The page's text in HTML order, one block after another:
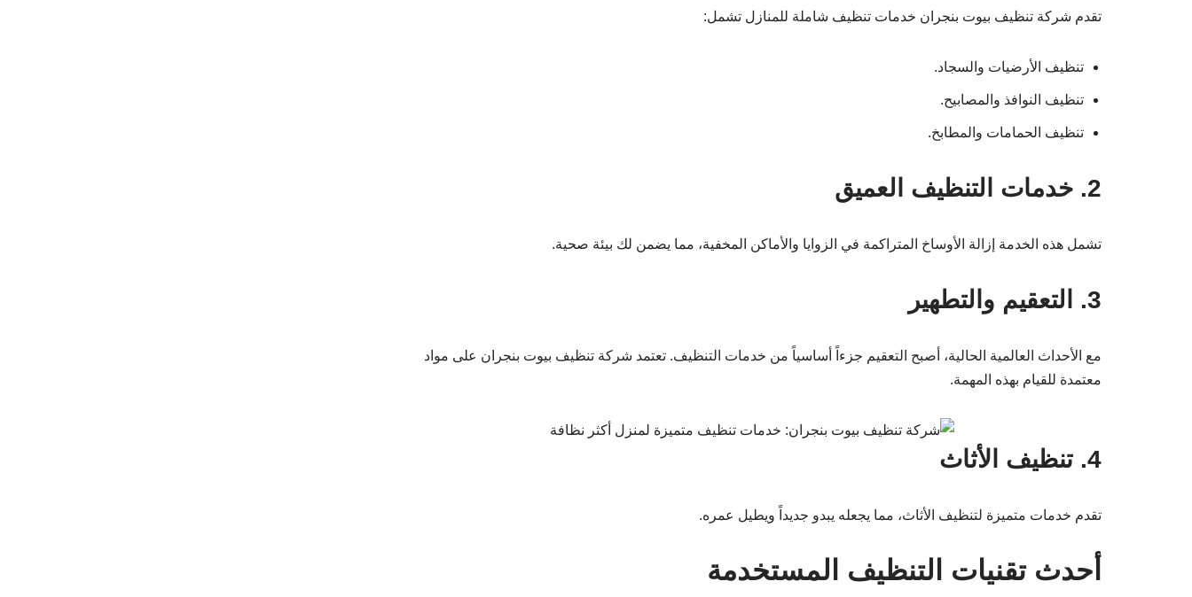
تقدم شركة تنظيف بيوت بنجران خدمات تنظيف شاملة للمنازل تشمل:
تنظيف الأرضيات والسجاد.
تنظيف النوافذ والمصابيح.
تنظيف الحمامات والمطابخ.
2. خدمات التنظيف العميق
تشمل هذه الخدمة إزالة الأوساخ المتراكمة في الزوايا والأماكن المخفية، مما يضمن لك بيئة صحية.
3. التعقيم والتطهير
مع الأحداث العالمية الحالية، أصبح التعقيم جزءاً أساسياً من خدمات التنظيف. تعتمد شركة تنظيف بيوت بنجران على مواد
معتمدة للقيام بهذه المهمة.
4. تنظيف الأثاث
تقدم خدمات متميزة لتنظيف الأثاث، مما يجعله يبدو جديداً ويطيل عمره.
أحدث تقنيات التنظيف المستخدمة